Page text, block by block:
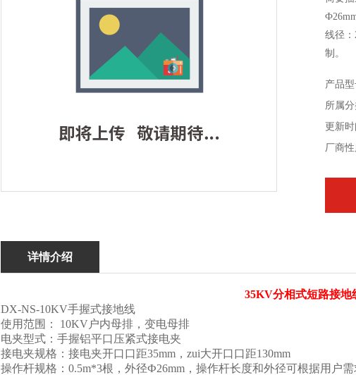
线径
制。
产品型
所属
更新
厂商
详情介绍
35KV分相式短路接地
DX-NS-10KV手握式接地线
使用范围： 10KV户内母排，变电母排
电夹型式：手握铝平口压紧式接电夹
接电夹规格：接电夹开口口距35mm，zui大开口口距130mm
操作杆规格：0.5m*3根，外径Ф26mm，操作杆长度和外径可根据用户需